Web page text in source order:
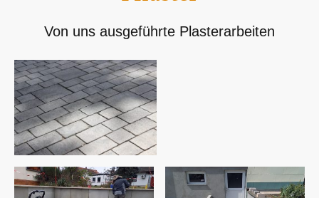
Von uns ausgeführte Plasterarbeiten